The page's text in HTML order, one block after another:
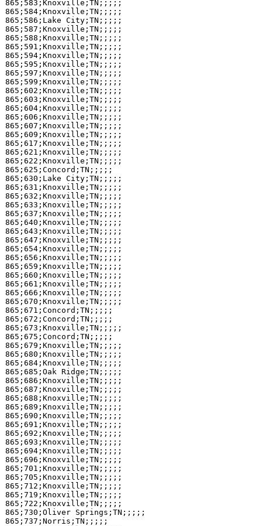
865;583;Knoxville;TN;;;;;
865;584;Knoxville;TN;;;;;
865;586;Lake City;TN;;;;;
865;587;Knoxville;TN;;;;;
865;588;Knoxville;TN;;;;;
865;591;Knoxville;TN;;;;;
865;594;Knoxville;TN;;;;;
865;595;Knoxville;TN;;;;;
865;597;Knoxville;TN;;;;;
865;599;Knoxville;TN;;;;;
865;602;Knoxville;TN;;;;;
865;603;Knoxville;TN;;;;;
865;604;Knoxville;TN;;;;;
865;606;Knoxville;TN;;;;;
865;607;Knoxville;TN;;;;;
865;609;Knoxville;TN;;;;;
865;617;Knoxville;TN;;;;;
865;621;Knoxville;TN;;;;;
865;622;Knoxville;TN;;;;;
865;625;Concord;TN;;;;;
865;630;Lake City;TN;;;;;
865;631;Knoxville;TN;;;;;
865;632;Knoxville;TN;;;;;
865;633;Knoxville;TN;;;;;
865;637;Knoxville;TN;;;;;
865;640;Knoxville;TN;;;;;
865;643;Knoxville;TN;;;;;
865;647;Knoxville;TN;;;;;
865;654;Knoxville;TN;;;;;
865;656;Knoxville;TN;;;;;
865;659;Knoxville;TN;;;;;
865;660;Knoxville;TN;;;;;
865;661;Knoxville;TN;;;;;
865;666;Knoxville;TN;;;;;
865;670;Knoxville;TN;;;;;
865;671;Concord;TN;;;;;
865;672;Concord;TN;;;;;
865;673;Knoxville;TN;;;;;
865;675;Concord;TN;;;;;
865;679;Knoxville;TN;;;;;
865;680;Knoxville;TN;;;;;
865;684;Knoxville;TN;;;;;
865;685;Oak Ridge;TN;;;;;
865;686;Knoxville;TN;;;;;
865;687;Knoxville;TN;;;;;
865;688;Knoxville;TN;;;;;
865;689;Knoxville;TN;;;;;
865;690;Knoxville;TN;;;;;
865;691;Knoxville;TN;;;;;
865;692;Knoxville;TN;;;;;
865;693;Knoxville;TN;;;;;
865;694;Knoxville;TN;;;;;
865;696;Knoxville;TN;;;;;
865;701;Knoxville;TN;;;;;
865;705;Knoxville;TN;;;;;
865;712;Knoxville;TN;;;;;
865;719;Knoxville;TN;;;;;
865;722;Knoxville;TN;;;;;
865;730;Oliver Springs;TN;;;;;
865;737;Norris;TN;;;;;